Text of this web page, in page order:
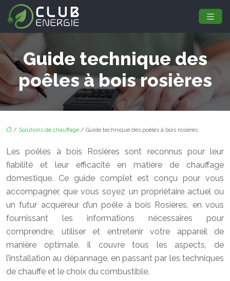
Guide technique des
poêles à bois rosières
/ Solutions de chauffage / Guide technique des poêles à bois rosières
Les poêles à bois Rosières sont reconnus pour leur
fiabilité et leur efficacité en matière de chauffage
domestique. Ce guide complet est conçu pour vous
accompagner, que vous soyez un propriétaire actuel ou
un futur acquéreur d’un poêle à bois Rosières, en vous
fournissant les informations nécessaires pour
comprendre, utiliser et entretenir votre appareil de
manière optimale. Il couvre tous les aspects, de
l’installation au dépannage, en passant par les techniques
de chauffe et le choix du combustible.